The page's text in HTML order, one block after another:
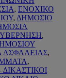
, ΕΝΟΧΙΚΟ
, ΔΗΜΟΣΙΟ
,
ΑΣΦΑΛΕΙΑΣ,
,